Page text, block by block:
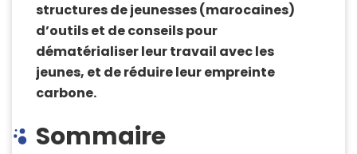
structures de jeunesses (marocaines)
d’outils et de conseils pour
dématérialiser leur travail avec les
jeunes, et de réduire leur empreinte
carbone.
Sommaire